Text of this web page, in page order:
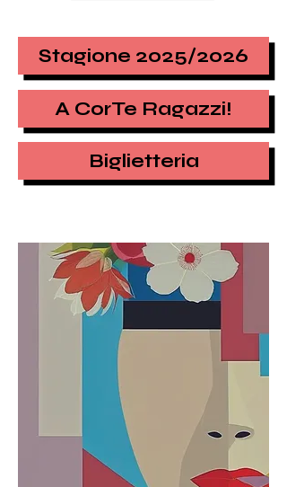
Stagione 2025/2026
A CorTe Ragazzi!
Biglietteria